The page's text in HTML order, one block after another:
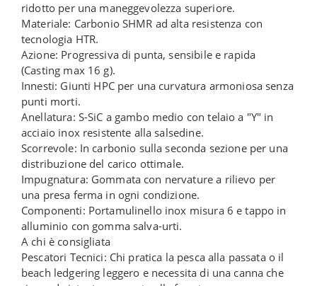
ridotto per una maneggevolezza superiore.
Materiale: Carbonio SHMR ad alta resistenza con
tecnologia HTR.
Azione: Progressiva di punta, sensibile e rapida
(Casting max 16 g).
Innesti: Giunti HPC per una curvatura armoniosa senza
punti morti.
Anellatura: S-SiC a gambo medio con telaio a "Y" in
acciaio inox resistente alla salsedine.
Scorrevole: In carbonio sulla seconda sezione per una
distribuzione del carico ottimale.
Impugnatura: Gommata con nervature a rilievo per
una presa ferma in ogni condizione.
Componenti: Portamulinello inox misura 6 e tappo in
alluminio con gomma salva-urti.
A chi è consigliata
Pescatori Tecnici: Chi pratica la pesca alla passata o il
beach ledgering leggero e necessita di una canna che